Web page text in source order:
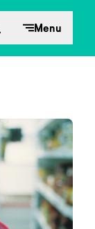
Menu